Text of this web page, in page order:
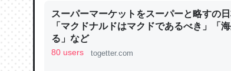
類だと殻を無くしてナメクジになったり努力
─ニュース :: 【研究発表】昆虫学の大問題＝「昆虫
スーパーマーケットをスーパーと略すの
「マクドナルドはマクドであるべき」「
る」など
80 users togetter.com